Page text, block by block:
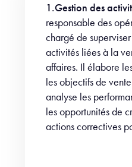
1.Gestion des
responsable des
chargé de
activités liées à la
affaires. Il élabore
les objectifs de
analyse les
les opportunités de
actions correctives